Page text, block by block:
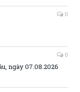
0
0
ngày 07.08.2026